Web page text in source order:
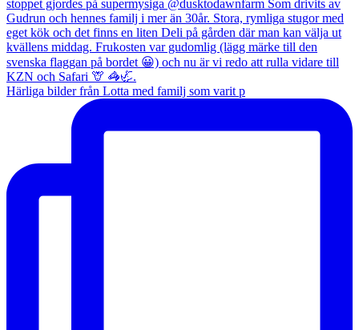
Härliga bilder från Lotta med familj som varit p